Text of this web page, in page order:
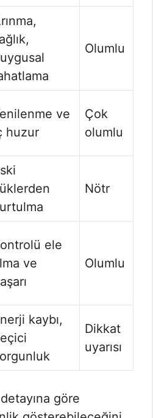
Olumlu
ve
huzur
Çok
olumlu
Nötr
ele
ve
Olumlu
kaybı,
Dikkat
uyarısı
göre